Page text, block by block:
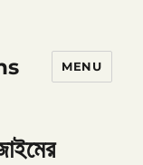
MENU